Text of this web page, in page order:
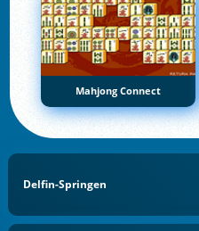
Mahjong Connect
Delfin-Springen